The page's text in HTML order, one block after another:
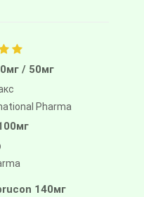
/ 50мг
Pharma
140мг